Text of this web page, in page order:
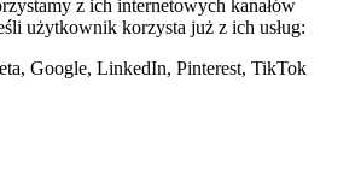
z ich internetowych kanałów
użytkownik korzysta już z ich usług:
Google, LinkedIn, Pinterest, TikTok